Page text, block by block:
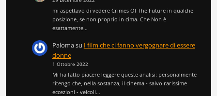
mi aspettavo di vedere Crimes Of The Future in qualche
posizione, se non proprio in cima. Che Non è
esattamente…
Palomasu I film che ci fanno vergognare di essere
donne
1 Ottobre 2022
Mi ha fatto piacere leggere queste analisi: personalmente
ritengo che, nella sostanza, il cinema - salvo rarissime
eccezioni - veicoli…